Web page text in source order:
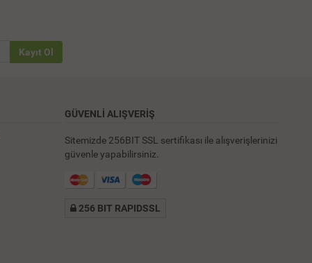
Kayıt Ol
GÜVENLİ ALIŞVERİŞ
Sitemizde 256BIT SSL sertifikası ile alışverişlerinizi
güvenle yapabilirsiniz.
256 BIT RAPIDSSL